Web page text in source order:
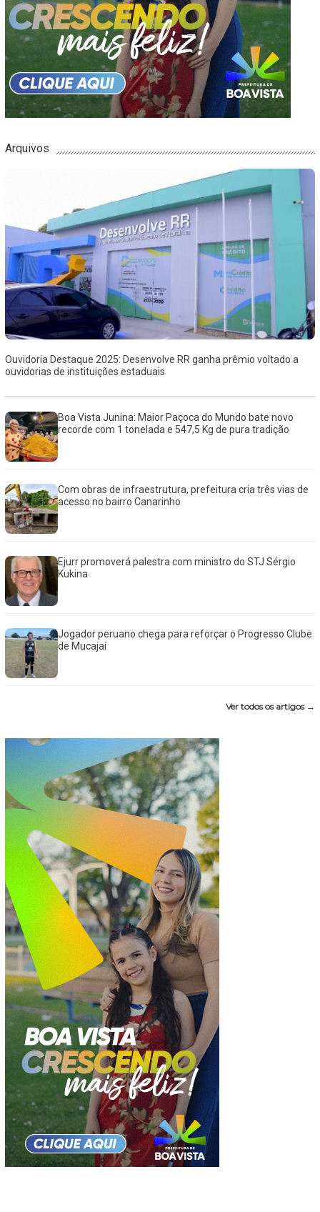
Arquivos
Ouvidoria Destaque 2025: Desenvolve RR ganha prêmio voltado a
ouvidorias de instituições estaduais
Boa Vista Junina: Maior Paçoca do Mundo bate novo
recorde com 1 tonelada e 547,5 Kg de pura tradição
Com obras de infraestrutura, prefeitura cria três vias de
acesso no bairro Canarinho
Ejurr promoverá palestra com ministro do STJ Sérgio
Kukina
Jogador peruano chega para reforçar o Progresso Clube
de Mucajaí
Ver todos os artigos →